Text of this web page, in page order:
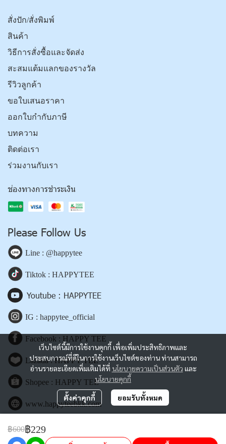
฿600฿229
เว็บไซต์นี้มีการใช้งานคุกกี้ เพื่อเพิ่มประสิทธิภาพและ
ประสบการณ์ที่ดีในการใช้งานเว็บไซต์ของท่าน ท่านสามารถ
อ่านรายละเอียดเพิ่มเติมได้ที่ นโยบายความเป็นส่วนตัว และ
นโยบายคุกกี้
ตั้งค่าคุกกี้ ยอมรับทั้งหมด
สั่งปัก/สั่งพิมพ์
สินค้า
วิธีการสั่งซื้อและจัดส่ง
สะสมแต้มแลกของรางวัล
รีวิวลูกค้า
ขอใบเสนอราคา
ออกใบกำกับภาษี
บทความ
ติดต่อเรา
ร่วมงานกับเรา
ช่องทางการชำระเงิน
Please Follow Us
Line : @happytee
Tiktok : HAPPYTEE
Youtube : HAPPYTEE
IG : happytee_official
Facebook : HAPPY TEE
Lazada : HAPPY TEE
Shopee : HAPPY TEE
www.happyteebkk.com
Copyright | All Rights Reserved | Powered by happyteebkk.com